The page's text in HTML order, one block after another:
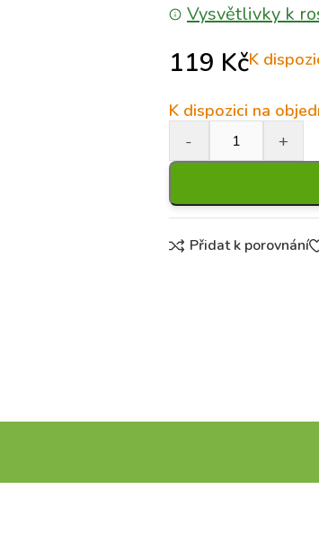
Vysvětlivky k
119 KčK
K dispozici na
Přidat k porovnání